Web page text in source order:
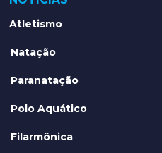
Atletismo
Natação
Paranatação
Polo Aquático
Filarmônica